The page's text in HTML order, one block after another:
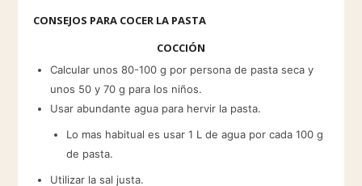
CONSEJOS PARA COCER LA PASTA
COCCIÓN
Calcular unos 80-100 g por persona de pasta seca y
unos 50 y 70 g para los niños.
Usar abundante agua para hervir la pasta.
Lo mas habitual es usar 1 L de agua por cada 100 g
de pasta.
Utilizar la sal justa.